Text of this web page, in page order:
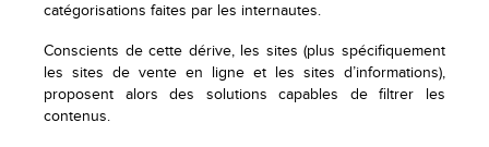
catégorisations faites par les internautes.
Conscients de cette dérive, les sites (plus spécifiquement
les sites de vente en ligne et les sites d’informations),
proposent alors des solutions capables de filtrer les
contenus.